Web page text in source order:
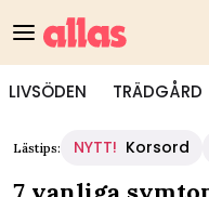
LIVSÖDEN TRÄDGÅRD
Lästips: NYTT! Korsord